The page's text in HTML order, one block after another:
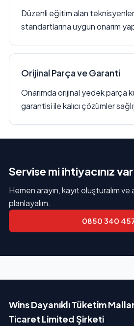
Düzenli eğitim alan
standartlarına uygun onarım
Orijinal Parça ve Garanti
Onarımda orijinal yedek parça
garantisi ile kalıcı çözümler
Servise mi ihtiyacınız
Hemen arayın, kayıt oluşturalım ve
planlayalım.
0850 340
Wins Dayanıklı Tüketim
Ticaret Limited Şirketi